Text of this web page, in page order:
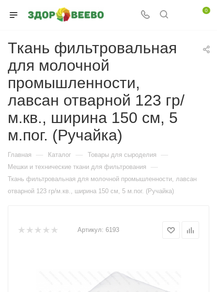
0
Ткань фильтровальная
для молочной
промышленности,
лавсан отварной 123 гр/
м.кв., ширина 150 см, 5
м.пог. (Ручайка)
Главная — Каталог — Товары для сыроделия —
Мешки и технические ткани для фильтрования —
Ткань фильтровальная для молочной промышленности, лавсан
отварной 123 гр/м.кв., ширина 150 см, 5 м.пог. (Ручайка)
Артикул: 6193